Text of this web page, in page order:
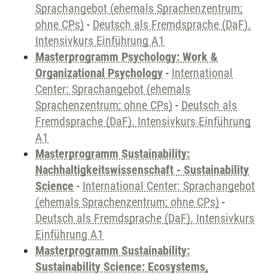
Sprachangebot (ehemals Sprachenzentrum;
ohne CPs) - Deutsch als Fremdsprache (DaF).
Intensivkurs Einführung A1
Masterprogramm Psychology: Work &
Organizational Psychology - International
Center: Sprachangebot (ehemals
Sprachenzentrum; ohne CPs) - Deutsch als
Fremdsprache (DaF). Intensivkurs Einführung
A1
Masterprogramm Sustainability:
Nachhaltigkeitswissenschaft - Sustainability
Science - International Center: Sprachangebot
(ehemals Sprachenzentrum; ohne CPs) -
Deutsch als Fremdsprache (DaF). Intensivkurs
Einführung A1
Masterprogramm Sustainability:
Sustainability Science: Ecosystems,